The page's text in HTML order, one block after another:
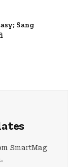
Sang
SmartMag